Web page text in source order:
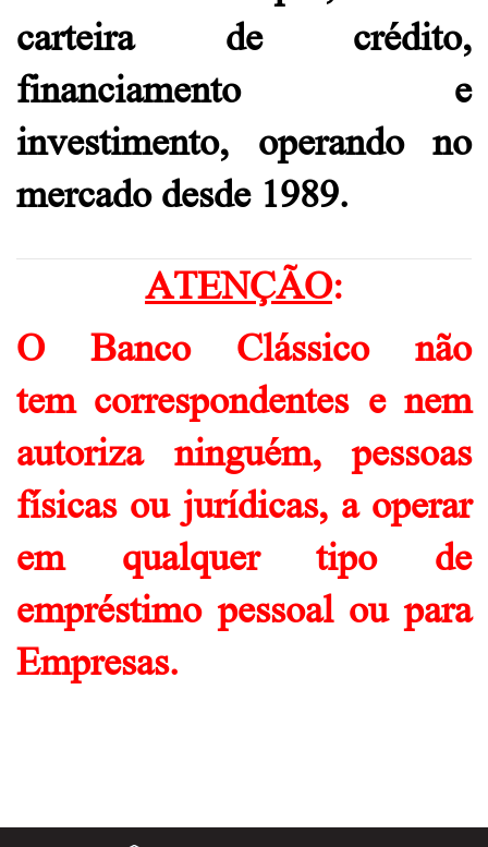
carteira de crédito,
financiamento e
investimento, operando no
mercado desde 1989.
ATENÇÃO:
O Banco Clássico não
tem correspondentes e nem
autoriza ninguém, pessoas
físicas ou jurídicas, a operar
em qualquer tipo de
empréstimo pessoal ou para
Empresas.